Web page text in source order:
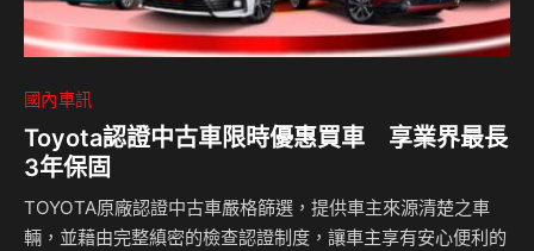
國內車訊
Toyota認證中古車限時優惠買車 享業界最長
3年保固
TOYOTA原廠認證中古車嚴格篩選，提供車主來源清楚之車
輛，並藉由完整縝密的檢查認證制度，讓車主享有安心便利的